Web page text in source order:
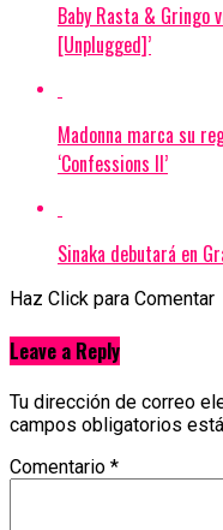
Baby Rasta & Gringo
[Unplugged]’
Madonna marca su
‘Confessions II’
Sinaka debutará en
Haz Click para Comentar
Leave a Reply
Tu dirección de correo
campos obligatorios
Comentario *